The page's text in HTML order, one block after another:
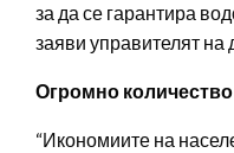
за да се гарантира
заяви управителят на
Огромно
“Икономиите на